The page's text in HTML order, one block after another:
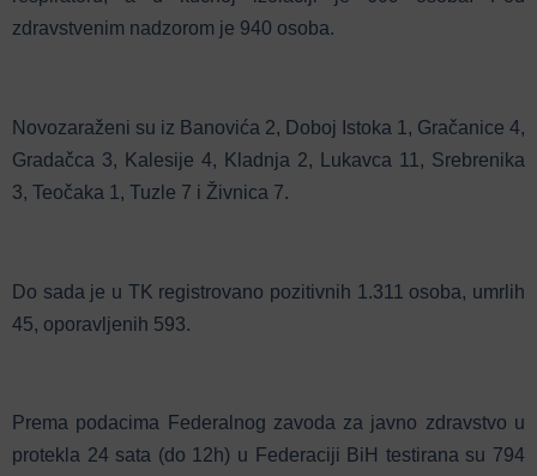
zdravstvenim nadzorom je 940 osoba.
Novozaraženi su iz Banovića 2, Doboj Istoka 1, Gračanice 4,
Gradačca 3, Kalesije 4, Kladnja 2, Lukavca 11, Srebrenika
3, Teočaka 1, Tuzle 7 i Živnica 7.
Do sada je u TK registrovano pozitivnih 1.311 osoba, umrlih
45, oporavljenih 593.
Prema podacima Federalnog zavoda za javno zdravstvo u
protekla 24 sata (do 12h) u Federaciji BiH testirana su 794